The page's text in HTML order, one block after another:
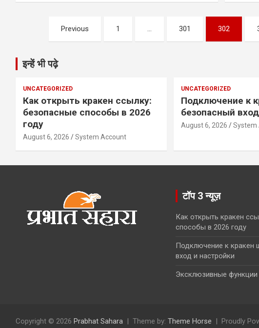
pagination
Previous 1 … 301 302
इन्हें भी पढ़े
UNCATEGORIZED
Как открыть кракен ссылку:
безопасные способы в 2026
году
August 6, 2026 System Account
UNCATEGORIZED
Подключение к
безопасный
August 6, 2026 System
टॉप 3 न्यूज़
Как открыть кракен
способы в 2026 году
Подключение к кракен
вход и настройки
Эксклюзивные функции
Copyright © 2026 Prabhat Sahara Theme by: Theme Horse Proudly